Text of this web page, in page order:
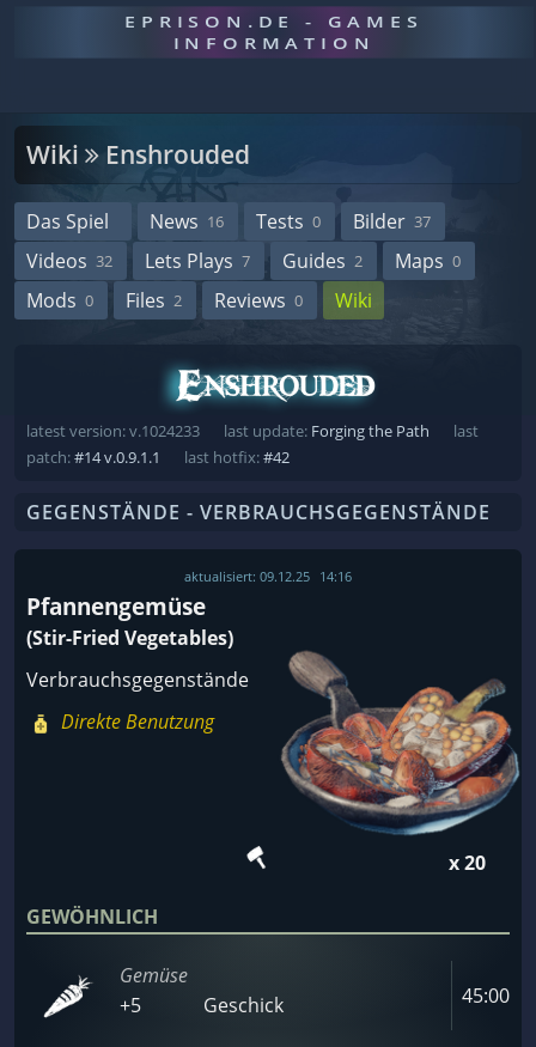
EPRISON.DE - GAMES
INFORMATION
Wiki Enshrouded
Das Spiel News 16 Tests 0 Bilder 37
Videos 32 Lets Plays 7 Guides 2 Maps 0
Mods 0 Files 2 Reviews 0 Wiki
latest version: v.1024233 last update: Forging the Path
last
patch:#14 v.0.9.1.1 last hotfix:#42
GEGENSTÄNDE - VERBRAUCHSGEGENSTÄNDE
aktualisiert: 09.12.25 14:16
Pfannengemüse
(Stir-Fried Vegetables)
Verbrauchsgegenstände
Direkte Benutzung
x 20
GEWÖHNLICH
Gemüse
+5
Geschick 45:00